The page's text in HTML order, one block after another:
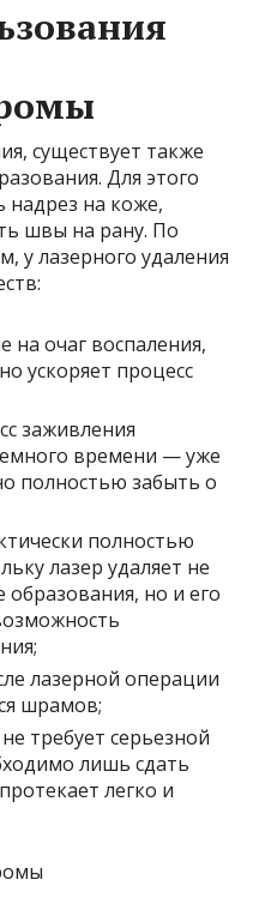
существует также
Для этого
надрез на коже,
швы на рану. По
у лазерного удаления
на очаг воспаления,
ускоряет процесс
заживления
времени — уже
полностью забыть о
полностью
лазер удаляет не
но и его
лазерной операции
шрамов;
требует серьезной
лишь сдать
легко и